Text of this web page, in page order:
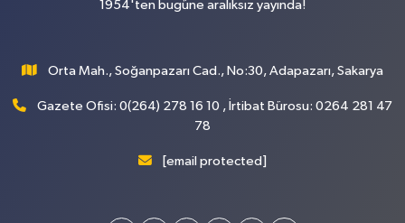
1954'ten bugüne aralıksız yayında!
Orta Mah., Soğanpazarı Cad., No:30, Adapazarı, Sakarya
Gazete Ofisi: 0(264) 278 16 10 , İrtibat Bürosu: 0264 281 47
78
[email protected]